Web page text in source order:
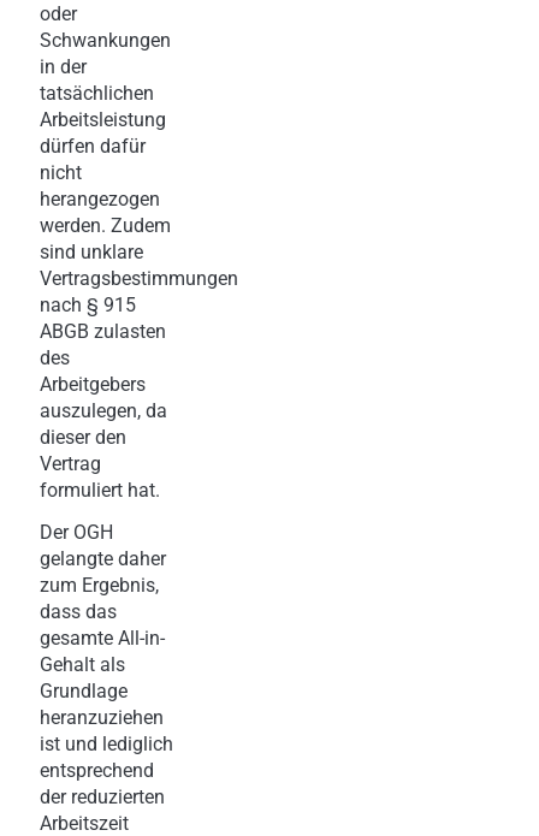
oder
Schwankungen
in der
tatsächlichen
Arbeitsleistung
dürfen dafür
nicht
herangezogen
werden. Zudem
sind unklare
Vertragsbestimmungen
nach § 915
ABGB zulasten
des
Arbeitgebers
auszulegen, da
dieser den
Vertrag
formuliert hat.
Der OGH
gelangte daher
zum Ergebnis,
dass das
gesamte All-in-
Gehalt als
Grundlage
heranzuziehen
ist und lediglich
entsprechend
der reduzierten
Arbeitszeit